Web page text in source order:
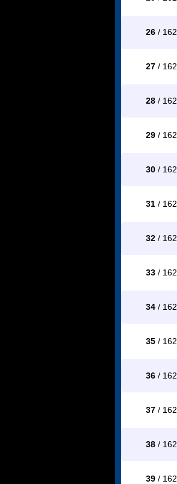
26 / 162
27 / 162
28 / 162
29 / 162
30 / 162
31 / 162
32 / 162
33 / 162
34 / 162
35 / 162
36 / 162
37 / 162
38 / 162
39 / 162